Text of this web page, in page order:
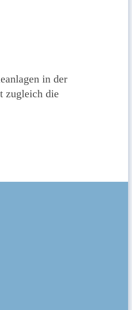
in der
zugleich die